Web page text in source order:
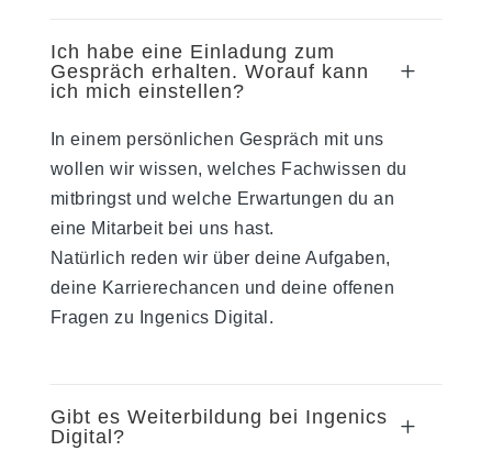
Ich habe eine Einladung zum
Gespräch erhalten. Worauf kann
ich mich einstellen?
L
In einem persönlichen Gespräch mit uns
wollen wir wissen, welches Fachwissen du
mitbringst und welche Erwartungen du an
eine Mitarbeit bei uns hast.
Natürlich reden wir über deine Aufgaben,
deine Karrierechancen und deine offenen
Fragen zu Ingenics Digital.
Gibt es Weiterbildung bei Ingenics
Digital?
L